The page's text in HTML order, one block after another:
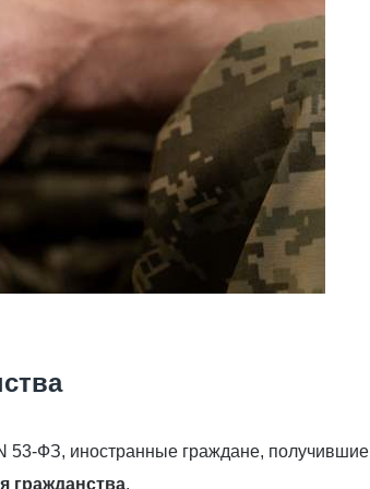
53-ФЗ, иностранные граждане, получившие
гражданства.